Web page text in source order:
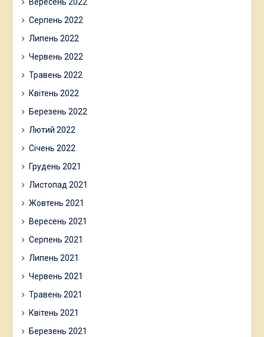
Вересень 2022
Серпень 2022
Липень 2022
Червень 2022
Травень 2022
Квітень 2022
Березень 2022
Лютий 2022
Січень 2022
Грудень 2021
Листопад 2021
Жовтень 2021
Вересень 2021
Серпень 2021
Липень 2021
Червень 2021
Травень 2021
Квітень 2021
Березень 2021